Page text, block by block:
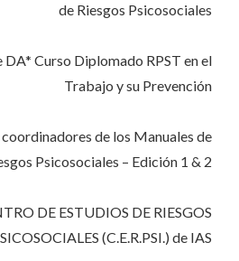
de Riesgos Psicosociales
Curso Diplomado RPST en el
Trabajo y su Prevención
de los Manuales de
Psicosociales – Edición 1 & 2
DE ESTUDIOS DE RIESGOS
(C.E.R.PSI.) de IAS